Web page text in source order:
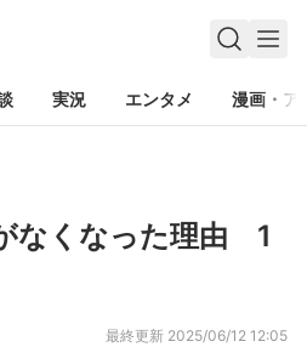
実況 エンタメ 漫画・ア
なくなった理由 1
最終更新 2025/06/12 12:05